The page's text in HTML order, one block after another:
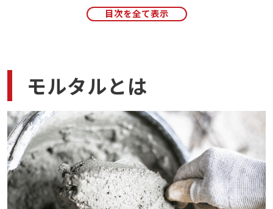
樹脂モルタル
ステップ2:目視確認
発じん性レベルによる優先順位
ステップ3:分析調査
ステップ4:報告書作成と提出
アスベスト含有建材が確認された場合の対応
信頼できるアスベスト除去業者を見極めるポイン
ト
モルタルとは